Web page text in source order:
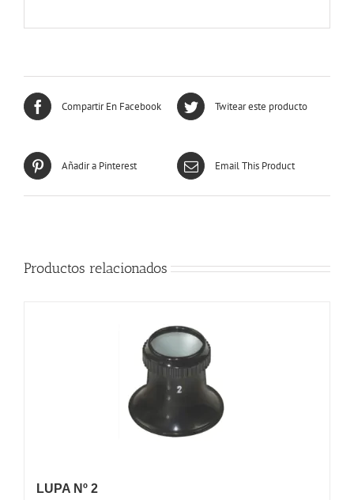
Compartir En Facebook Twitear este producto
Añadir a Pinterest Email This Product
Productos relacionados
LUPA Nº 2